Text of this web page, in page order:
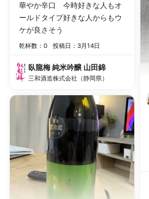
華やか辛口 今時好きな人もオ
ールドタイプ好きな人からもウ
ケが良さそう
乾杯数：0 投稿日：3月14日
臥龍梅 純米吟醸 山田錦
三和酒造株式会社（静岡県）